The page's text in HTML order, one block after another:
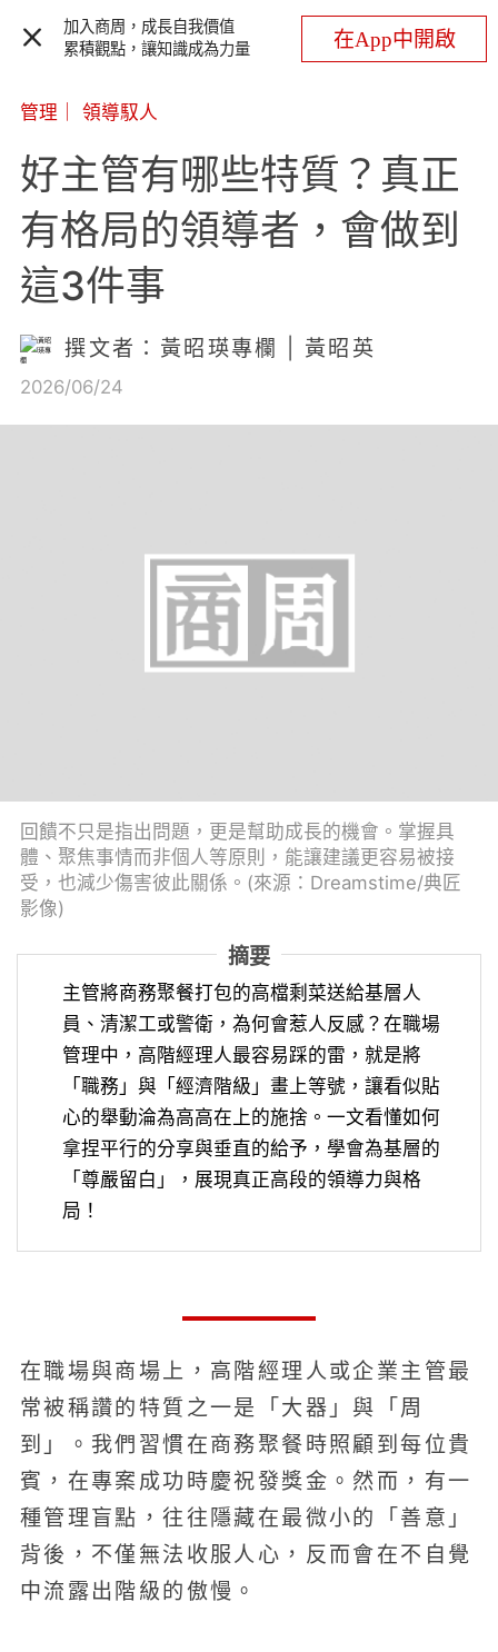
加入商周，成長自我價值
累積觀點，讓知識成為力量
在App中開啟
管理 領導馭人
好主管有哪些特質？真正
有格局的領導者，會做到
這3件事
撰文者：黃昭瑛專欄 | 黃昭英
2026/06/24
回饋不只是指出問題，更是幫助成長的機會。掌握具
體、聚焦事情而非個人等原則，能讓建議更容易被接
受，也減少傷害彼此關係。(來源：Dreamstime/典匠
影像)
摘要
主管將商務聚餐打包的高檔剩菜送給基層人
員、清潔工或警衛，為何會惹人反感？在職場
管理中，高階經理人最容易踩的雷，就是將
「職務」與「經濟階級」畫上等號，讓看似貼
心的舉動淪為高高在上的施捨。一文看懂如何
拿捏平行的分享與垂直的給予，學會為基層的
「尊嚴留白」，展現真正高段的領導力與格
局！
在職場與商場上，高階經理人或企業主管最
常被稱讚的特質之一是「大器」與「周
到」。我們習慣在商務聚餐時照顧到每位貴
賓，在專案成功時慶祝發獎金。然而，有一
種管理盲點，往往隱藏在最微小的「善意」
背後，不僅無法收服人心，反而會在不自覺
中流露出階級的傲慢。